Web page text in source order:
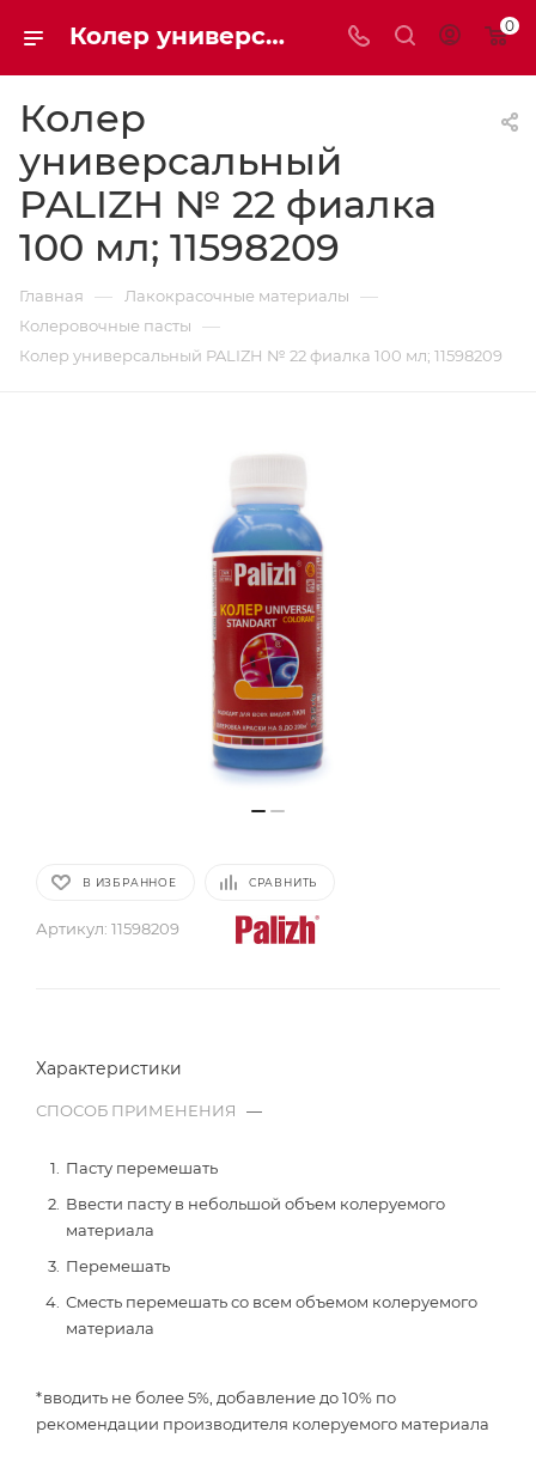
Колер универсальный PALIZH № 22 фиалка 100 мл | Мaxim-stroy 0
Колер
универсальный
PALIZH № 22 фиалка
100 мл; 11598209
Главная — Лакокрасочные материалы —
Колеровочные пасты —
Колер универсальный PALIZH № 22 фиалка 100 мл; 11598209
В ИЗБРАННОЕ СРАВНИТЬ
Артикул: 11598209
Характеристики
СПОСОБ ПРИМЕНЕНИЯ —
Пасту перемешать
Ввести пасту в небольшой объем колеруемого
материала
Перемешать
Сместь перемешать со всем объемом колеруемого
материала
*вводить не более 5%, добавление до 10% по
рекомендации производителя колеруемого материала